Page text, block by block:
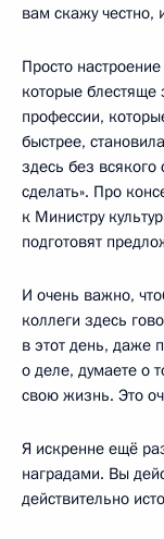
вам скажу честно,
Просто
которые блестяще
профессии,
быстрее,
здесь без всякого
сделать». Про
к Министру
подготовят
И очень важно,
коллеги здесь
в этот день, даже
о деле, думаете о
свою жизнь. Это
Я искренне ещё
наградами. Вы
действительно